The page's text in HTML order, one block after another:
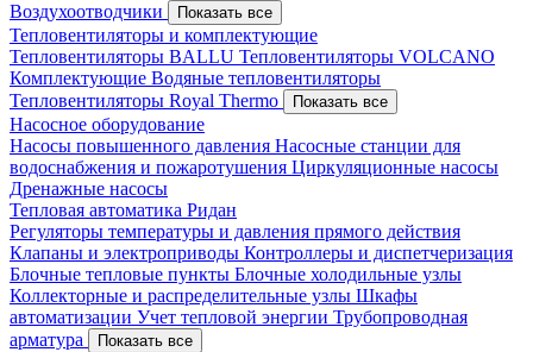
Воздухоотводчики
Показать все
Тепловентиляторы и комплектующие
Тепловентиляторы BALLU Тепловентиляторы VOLCANO
Комплектующие Водяные тепловентиляторы
Тепловентиляторы Royal Thermo
Показать все
Насосное оборудование
Насосы повышенного давления Насосные станции для
водоснабжения и пожаротушения Циркуляционные насосы
Дренажные насосы
Тепловая автоматика Ридан
Регуляторы температуры и давления прямого действия
Клапаны и электроприводы Контроллеры и диспетчеризация
Блочные тепловые пункты Блочные холодильные узлы
Коллекторные и распределительные узлы Шкафы
автоматизации Учет тепловой энергии Трубопроводная
арматура
Показать все